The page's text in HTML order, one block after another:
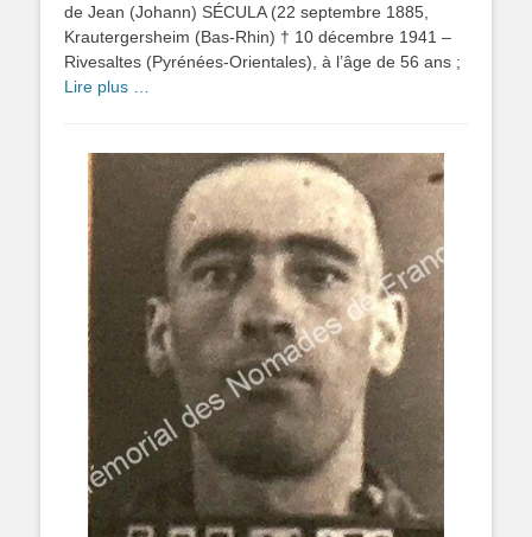
de Jean (Johann) SÉCULA (22 septembre 1885,
Krautergersheim (Bas-Rhin) † 10 décembre 1941 –
Rivesaltes (Pyrénées-Orientales), à l’âge de 56 ans ;
Lire plus …